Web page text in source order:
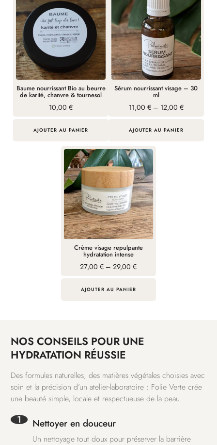
produit
Baume nourrissant Bio au beurre
de karité, chanvre & tournesol
10,00€
AJOUTER AU PANIER
Sérum nourrissant visage – 30
ml
11,00 €– 12,00 €
Plage
11,00 €
12,00 €
AJOUTER AU PANIER
produit
plusieurs
variations.
Les
options
peuvent
être
choisies
du
produit
Crème visage repulpante
hydratation intense
27,00€ –29,00€
Plage
27,00 €
AJOUTER AU PANIER
Ce
produit
plusieurs
variations.
Les
options
peuvent
choisies
NOS CONSEILS POUR UNE
HYDRATATION RÉUSSIE
Des formules naturelles, des matières végétales choisies avec
soin et la précision d’un atelier-laboratoire : Folie Verte crée
une beauté simple, locale et respectueuse de la peau.
1 Nettoyer en douceur
Un nettoyage tout doux pour préserver la barrière